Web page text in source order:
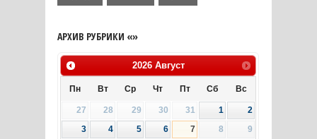
АРХИВ РУБРИКИ «»
2026 Август
Пн Вт Ср Чт Пт Сб Вс
27 28 29 30 31 1
2
3
4 5 6 7 8
9